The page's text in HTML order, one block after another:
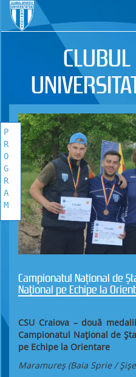
Campionatul Național de
Național pe Echipe la
CSU Craiova – două
Campionatul Național de
pe Echipe la Orientare
Maramureș (Baia Sprie /
PROGRAM
COMPETITIONAL
P
R
O
G
R
A
M